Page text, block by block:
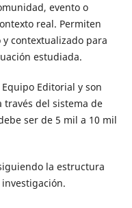
evento o
real. Permiten
contextualizado para
estudiada.
Editorial y son
través del sistema de
ser de 5 mil a 10 mil
la estructura